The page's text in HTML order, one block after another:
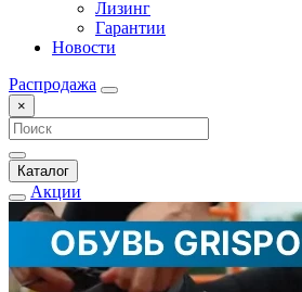
Лизинг
Гарантии
Новости
Распродажа
×
Каталог
Акции